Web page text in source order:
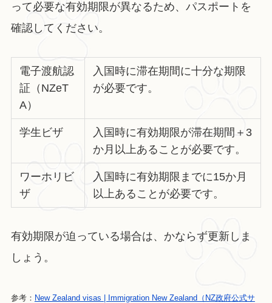
って必要な有効期限が異なるため、パスポートを
確認してください。
電子渡航認
証（NZeT
A）
入国時に滞在期間に十分な期限
が必要です。
学生ビザ
入国時に有効期限が滞在期間＋3
か月以上あることが必要です。
ワーホリビ
ザ
入国時に有効期限までに15か月
以上あることが必要です。
有効期限が迫っている場合は、かならず更新しま
しょう。
参考： New Zealand visas | Immigration New Zealand（NZ政府公式サ